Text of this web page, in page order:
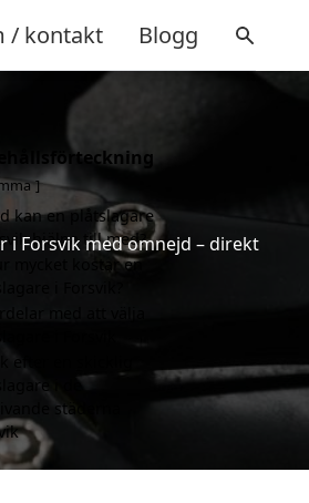
/ kontakt Blogg
Forsvik med omnejd – direkt
kan en plåtslagare
hjälpa till med?
mycket kostar en
efter en skicklig
i de
städerna